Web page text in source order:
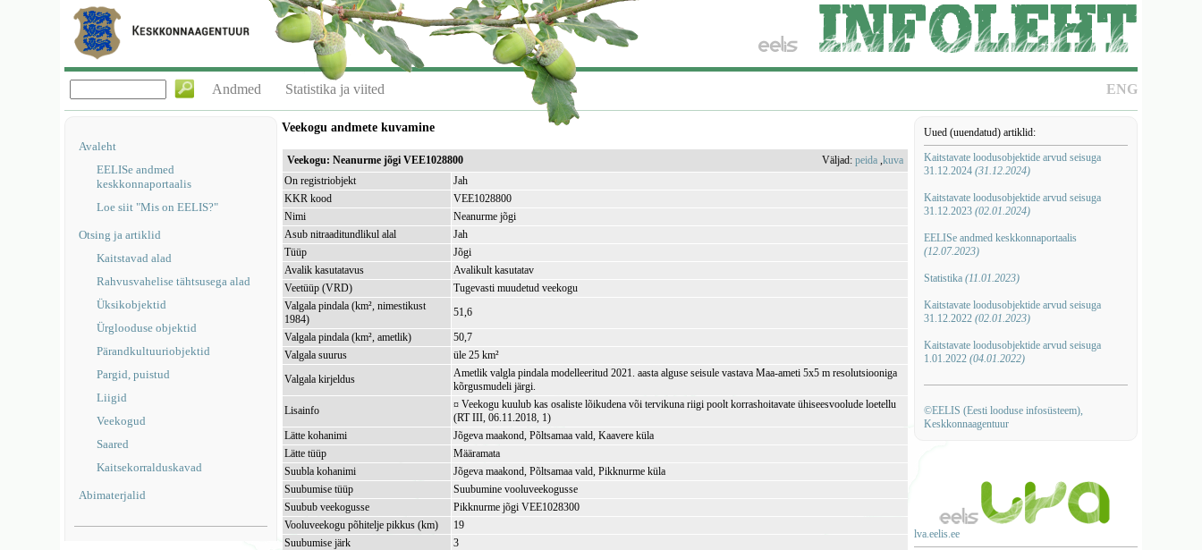
ENG
Andmed Statistika ja viited
Avaleht
EELISe andmed
keskkonnaportaalis
Loe siit "Mis on EELIS?"
Otsing ja artiklid
Kaitstavad alad
Rahvusvahelise tähtsusega alad
Üksikobjektid
Ürglooduse objektid
Pärandkultuuriobjektid
Pargid, puistud
Liigid
Veekogud
Saared
Kaitsekorralduskavad
Abimaterjalid
Uued (uuendatud) artiklid:
Kaitstavate loodusobjektide arvud seisuga
31.12.2024 (31.12.2024)
Kaitstavate loodusobjektide arvud seisuga
31.12.2023 (02.01.2024)
EELISe andmed keskkonnaportaalis
(12.07.2023)
Statistika (11.01.2023)
Kaitstavate loodusobjektide arvud seisuga
31.12.2022 (02.01.2023)
Kaitstavate loodusobjektide arvud seisuga
1.01.2022 (04.01.2022)
©EELIS (Eesti looduse infosüsteem),
Keskkonnaagentuur
lva.eelis.ee
Veekogu andmete kuvamine
Veekogu: Neanurme jõgi VEE1028800 Väljad:peida ,kuva
On registriobjekt
Jah
KKR kood
VEE1028800
Nimi
Neanurme jõgi
Asub nitraaditundlikul alal
Jah
Tüüp
Jõgi
Avalik kasutatavus
Avalikult kasutatav
Veetüüp (VRD)
Tugevasti muudetud veekogu
Valgala pindala (km², nimestikust
1984)
51,6
Valgala pindala (km², ametlik)
50,7
Valgala suurus
üle 25 km²
Valgala kirjeldus
Ametlik valgla pindala modelleeritud 2021. aasta alguse seisule vastava Maa-ameti 5x5 m resolutsiooniga
kõrgusmudeli järgi.
Lisainfo
¤ Veekogu kuulub kas osaliste lõikudena või tervikuna riigi poolt korrashoitavate ühiseesvoolude loetellu
(RT III, 06.11.2018, 1)
Lätte kohanimi
Jõgeva maakond, Põltsamaa vald, Kaavere küla
Lätte tüüp
Määramata
Suubla kohanimi
Jõgeva maakond, Põltsamaa vald, Pikknurme küla
Suubumise tüüp
Suubumine vooluveekogusse
Suubub veekogusse
Pikknurme jõgi VEE1028300
Vooluveekogu põhitelje pikkus (km)
19
Suubumise järk
3